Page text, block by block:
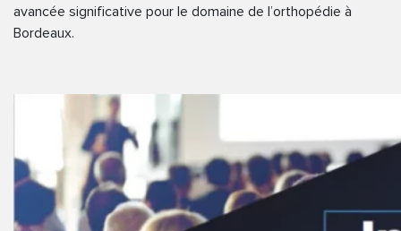
avancée significative pour le domaine de l’orthopédie à
Bordeaux.